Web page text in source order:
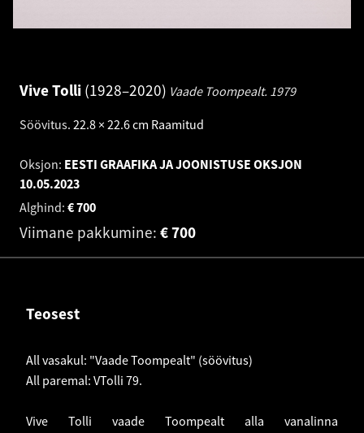
Vive Tolli 1928–2020 Vaade Toompealt. 1979
Söövitus. 22.8 × 22.6 cm Raamitud
Oksjon: EESTI GRAAFIKA JA JOONISTUSE OKSJON
10.05.2023
Alghind:
700
€
Viimane pakkumine: 700
€
Teosest
All vasakul: "Vaade Toompealt" (söövitus)
All paremal: VTolli 79.
Vive Tolli vaade Toompealt alla vanalinna